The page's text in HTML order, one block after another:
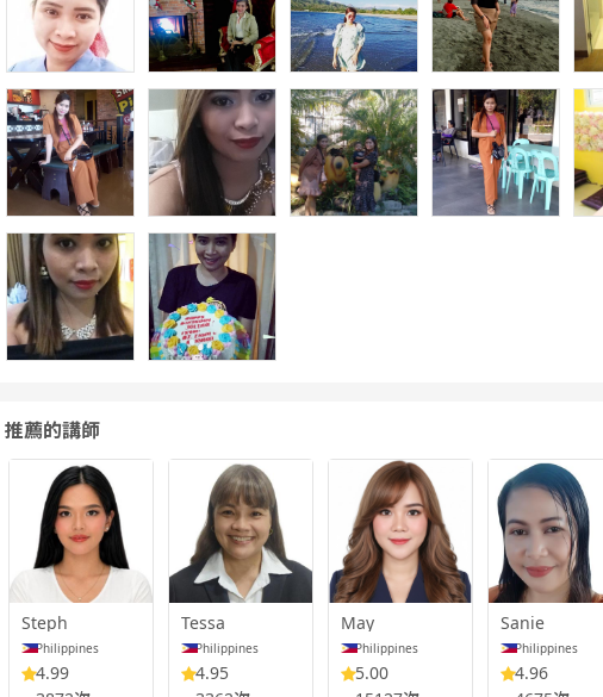
推薦的講師
Steph
Philippines
4.99
Tessa
Philippines
4.95
May
Philippines
5.00
Sanie
Philippines
4.96